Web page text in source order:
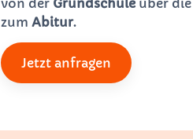
zum Abitur.
Jetzt anfragen